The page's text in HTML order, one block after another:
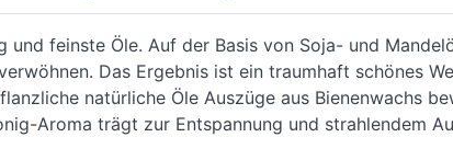
feinste Öle. Auf der Basis von Soja- und
Das Ergebnis ist ein traumhaft schönes
natürliche Öle Auszüge aus Bienenwachs
Aroma trägt zur Entspannung und strahlendem